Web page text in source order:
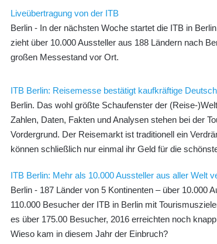
Liveübertragung von der ITB
Berlin - In der nächsten Woche startet die ITB in
zieht über 10.000 Aussteller aus 188 Ländern nach
großen Messestand vor Ort.
ITB Berlin: Reisemesse bestätigt kaufkräftige
Berlin. Das wohl größte Schaufenster der (Reise-
Zahlen, Daten, Fakten und Analysen stehen bei der
Vordergrund. Der Reisemarkt ist traditionell ein
können schließlich nur einmal ihr Geld für die
ITB Berlin: Mehr als 10.000 Aussteller aus aller Welt
Berlin - 187 Länder von 5 Kontinenten – über 10.000
110.000 Besucher der ITB in Berlin mit
es über 175.00 Besucher, 2016 erreichten noch
Wieso kam in diesem Jahr der Einbruch?